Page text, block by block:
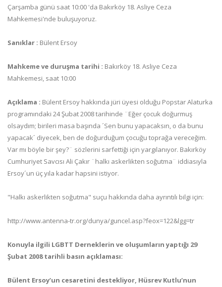
Çarşamba günü saat 10:00 'da Bakırköy 18. Asliye Ceza
Mahkemesi'nde buluşuyoruz.
Sanıklar : Bülent Ersoy
Mahkeme ve duruşma tarihi : Bakırköy 18. Asliye Ceza
Mahkemesi, saat 10:00
Açıklama : Bülent Ersoy hakkında jüri üyesi olduğu Popstar Alaturka
programındaki 24 Şubat 2008 tarihinde ¨Eğer çocuk doğurmuş
olsaydım; birileri masa başında ´Sen bunu yapacaksın, o da bunu
yapacak´ diyecek, ben de doğurduğum çocuğu toprağa vereceğim.
Var mı böyle bir şey?¨ sözlerini sarfettiği için yargılanıyor. Bakırköy
Cumhuriyet Savcısı Ali Çakır ¨halkı askerlikten soğutma¨ iddiasıyla
Ersoy´un üç yıla kadar hapsini istiyor.
"Halkı askerlikten soğutma" suçu hakkında daha ayrıntılı bilgi için:
http://www.antenna-tr.org/dunya/guncel.asp?feox=122&lgg=tr
Konuyla ilgili LGBTT Derneklerin ve oluşumların yaptığı 29
Şubat 2008 tarihli basın açıklaması:
Bülent Ersoy’un cesaretini destekliyor, Hüsrev Kutlu’nun